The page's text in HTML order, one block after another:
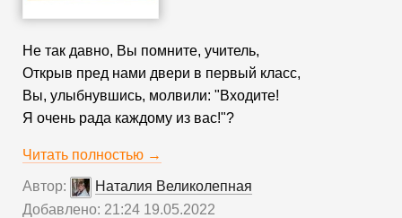
Не так давно, Вы помните, учитель,
Открыв пред нами двери в первый класс,
Вы, улыбнувшись, молвили: "Входите!
Я очень рада каждому из вас!"?
Читать полностью →
Автор:
Наталия Великолепная
Добавлено: 21:24 19.05.2022